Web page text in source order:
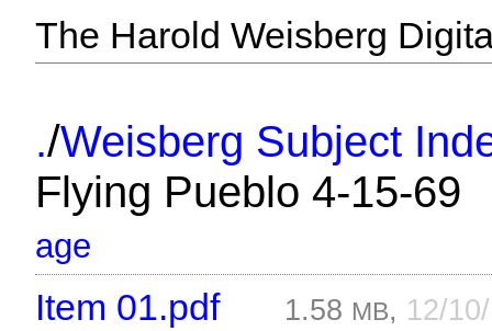
The Harold Weisberg
./Weisberg Subject
Flying Pueblo 4-15-69
age
Item 01.pdf 1.58 MB, 12/